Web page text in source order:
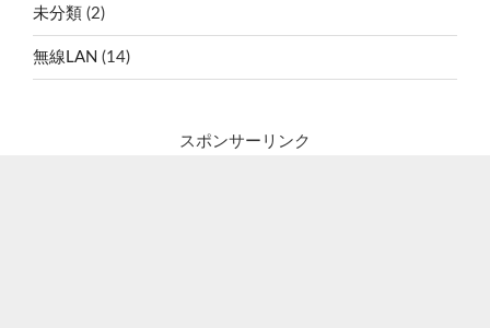
未分類 (2)
無線LAN (14)
スポンサーリンク